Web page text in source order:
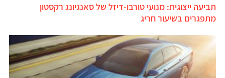
תביעה ייצוגית: מנועי טורבו-דיזל של סאנגיונג רקסטון
מתפגרים בשיעור חריג